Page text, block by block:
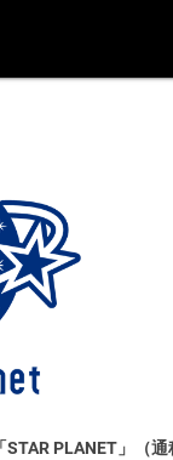
PLANET」（通